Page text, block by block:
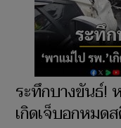
ระทึกบางขันธ์!
เกิดเจ็บอกหมด